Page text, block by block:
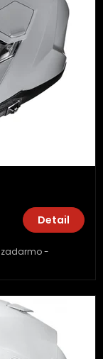
Detail
zadarmo -